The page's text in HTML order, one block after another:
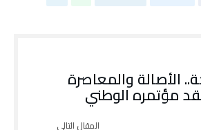
الأصالة والمعاصرة
مؤتمره الوطني